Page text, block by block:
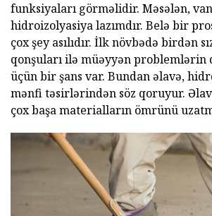
funksiyaları görməlidir. Məsələn,
hidroizolyasiya lazımdır. Belə bir
çox şey asılıdır. İlk növbədə birdən
qonşuları ilə müəyyən problemlərin
üçün bir şans var. Bundan əlavə,
mənfi təsirlərindən söz qoruyur.
çox başa materialların ömrünü